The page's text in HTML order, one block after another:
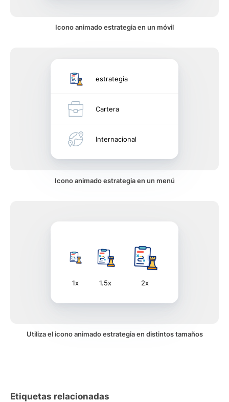
Icono animado estrategia en un móvil
estrategia
Cartera
Internacional
Icono animado estrategia en un menú
1x 1.5x 2x
Utiliza el icono animado estrategia en distintos tamaños
Etiquetas relacionadas